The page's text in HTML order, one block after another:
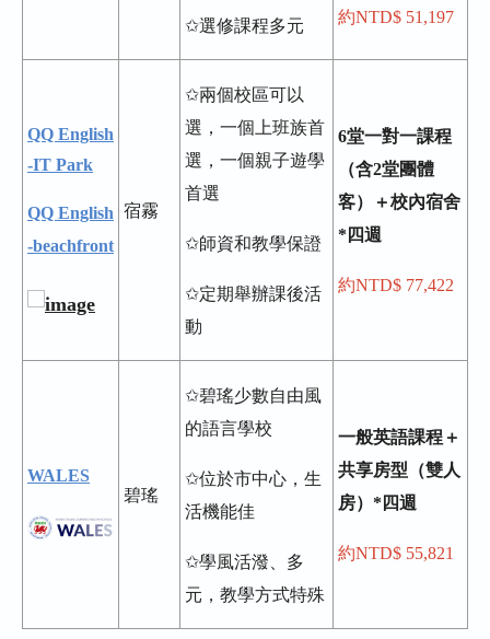
✩選修課程多元 約NTD$ 51,197
QQ English
-IT Park
QQ English
-beachfront
宿霧
✩兩個校區可以
選，一個上班族首
選，一個親子遊學
首選
✩師資和教學保證
✩定期舉辦課後活
動
6堂一對一課程
（含2堂團體
客）＋校內宿舍
*四週
約NTD$ 77,422
WALES
碧瑤
✩碧瑤少數自由風
的語言學校
✩位於市中心，生
活機能佳
✩學風活潑、多
元，教學方式特殊
一般英語課程＋
共享房型（雙人
房）*四週
約NTD$ 55,821